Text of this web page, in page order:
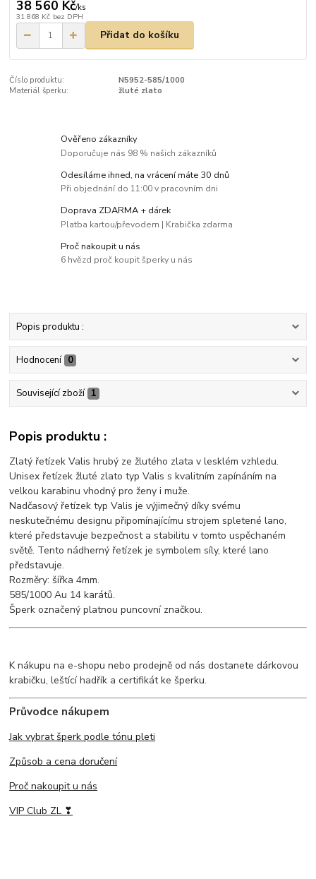
38 560 Kč/ks
31 868 Kč bez DPH
Přidat do košíku
Číslo produktu:
N5952-585/1000
Materiál šperku:
žluté zlato
Ověřeno zákazníky
Doporučuje nás 98 % našich zákazníků
Odesíláme ihned, na vrácení máte 30 dnů
Při objednání do 11:00 v pracovním dni
Doprava ZDARMA + dárek
Platba kartou/převodem | Krabička zdarma
Proč nakoupit u nás
6 hvězd proč koupit šperky u nás
Popis produktu :
Hodnocení 0
Související zboží 1
Popis produktu :
Zlatý řetízek Valis hrubý ze žlutého zlata v lesklém vzhledu.
Unisex řetízek žluté zlato typ Valis s kvalitním zapínáním na
velkou karabinu vhodný pro ženy i muže.
Nadčasový řetízek typ Valis je výjimečný díky svému
neskutečnému designu připomínajícímu strojem spletené lano,
které představuje bezpečnost a stabilitu v tomto uspěchaném
světě. Tento nádherný řetízek je symbolem síly, které lano
představuje.
Rozměry: šířka 4mm.
585/1000 Au 14 karátů.
Šperk označený platnou puncovní značkou.
K nákupu na e-shopu nebo prodejně od nás dostanete dárkovou
krabičku, leštící hadřík a certifikát ke šperku.
Průvodce nákupem
Jak vybrat šperk podle tónu pleti
Způsob a cena doručení
Proč nakoupit u nás
VIP Club ZL ❣